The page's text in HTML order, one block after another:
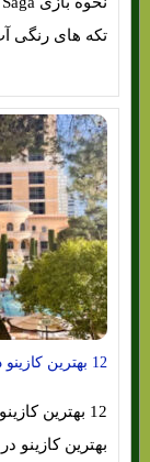
تکه های رنگی
12 بهترین کازینو در ایالات متحده اگر عاشق قمار هستید
بهترین کازینو